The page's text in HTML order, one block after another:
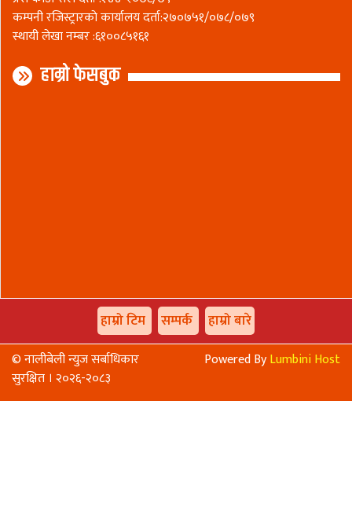
कम्पनी रजिस्ट्रारकाे कार्यालय दर्ता:२७०७५१/०७८/०७९
स्थायी लेखा नम्बर :६१००८५१६१
हाम्रो फेसबुक
हाम्रो टिम सम्पर्क हाम्रो बारे
© नालीबेली न्युज सर्बाधिकार
सुरक्षित । २०२६-२०८३
Powered ByLumbini Host